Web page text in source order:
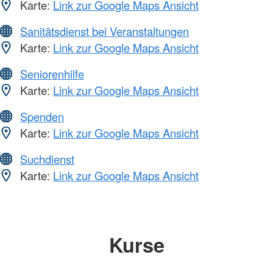
Karte: Link zur Google Maps Ansicht
Sanitätsdienst bei Veranstaltungen
Karte: Link zur Google Maps Ansicht
Seniorenhilfe
Karte: Link zur Google Maps Ansicht
Spenden
Karte: Link zur Google Maps Ansicht
Suchdienst
Karte: Link zur Google Maps Ansicht
Kurse